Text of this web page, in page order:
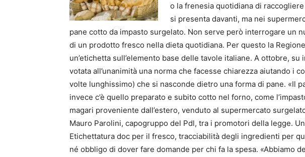
o la frenesia quotidiana di
si presenta davanti, ma nei
pane cotto da impasto surgelato. Non serve però interrogare un
di un prodotto fresco nella dieta quotidiana. Per questo la
un’etichetta sull’elemento base delle tavole italiane. A ottobre,
votata all’unanimità una norma che facesse chiarezza aiutando i
volte lunghissimo) che si nasconde dietro una forma di pane. «Il
invece c’è quello preparato e subito cotto nel forno, come
magari proveniente dall’estero, venduto al supermercato
Mauro Parolini, capogruppo del Pdl, tra i promotori della legge.
Etichettatura doc per il fresco, tracciabilità degli ingredienti per
né obbligo di dover fare domande per chi fa la spesa. «Abbiamo